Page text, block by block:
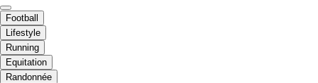
Football
Lifestyle
Running
Equitation
Randonnée